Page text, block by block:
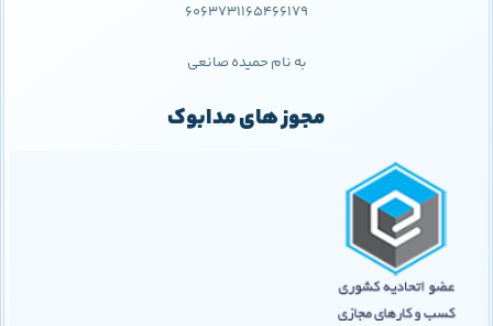
6063731165466179
به نام حمیده صانعی
مجوز های مدابوک